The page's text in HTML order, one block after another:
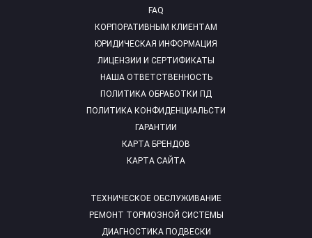
FAQ
ТЕХНИЧЕСКОЕ ОБСЛУЖИВАНИЕ
РЕМОНТ ТОРМОЗНОЙ СИСТЕМЫ
ДИАГНОСТИКА ПОДВЕСКИ
КОРПОРАТИВНЫМ КЛИЕНТАМ
ЮРИДИЧЕСКАЯ ИНФОРМАЦИЯ
ЛИЦЕНЗИИ И СЕРТИФИКАТЫ
НАША ОТВЕТСТВЕННОСТЬ
ПОЛИТИКА ОБРАБОТКИ ПД
ПОЛИТИКА КОНФИДЕНЦИАЛЬСТИ
ГАРАНТИИ
КАРТА БРЕНДОВ
КАРТА САЙТА